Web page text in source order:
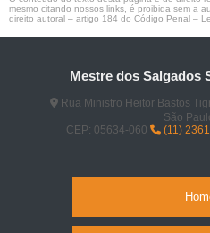
mesmo citando nossos links, é proibida sem a
direito autoral – artigo 184 do Código Penal –
Mestre dos Salgados
Rua Ministro Heitor Bastos
São
CEP: 05634-060
(11)